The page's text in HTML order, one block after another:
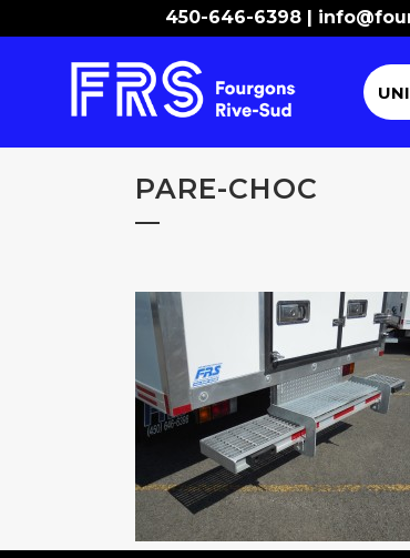
450-646-6398 |
PARE-CHOC